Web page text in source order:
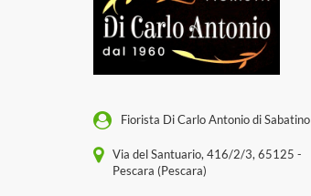
Fiorista Di Carlo Antonio di Sabatino
Via del Santuario, 416/2/3, 65125 -
Pescara (Pescara)